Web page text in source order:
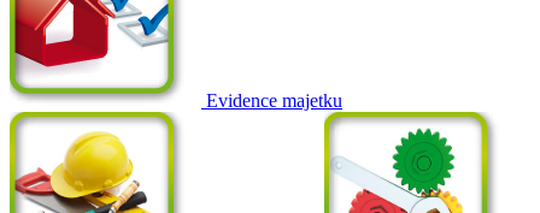
Evidence majetku